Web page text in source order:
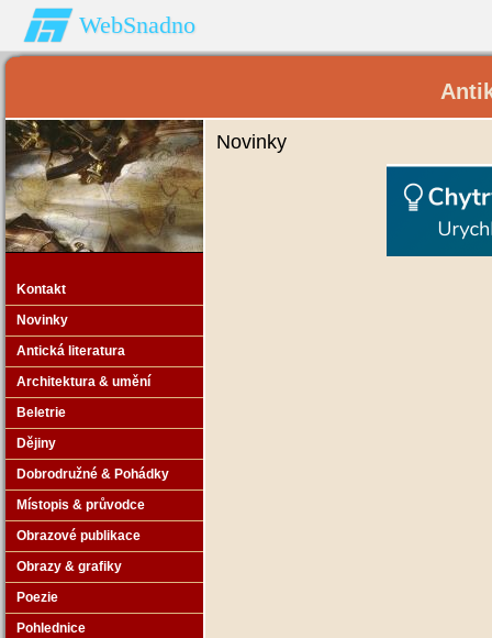
WebSnadno
Kontakt
Novinky
Antická literatura
Architektura & umění
Beletrie
Dějiny
Dobrodružné & Pohádky
Místopis & průvodce
Obrazové publikace
Obrazy & grafiky
Poezie
Pohlednice
Novinky